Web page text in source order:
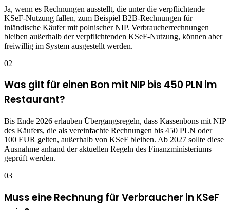
Ja, wenn es Rechnungen ausstellt, die unter die verpflichtende
KSeF-Nutzung fallen, zum Beispiel B2B-Rechnungen für
inländische Käufer mit polnischer NIP. Verbraucherrechnungen
bleiben außerhalb der verpflichtenden KSeF-Nutzung, können aber
freiwillig im System ausgestellt werden.
02
Was gilt für einen Bon mit NIP bis 450 PLN im
Restaurant?
Bis Ende 2026 erlauben Übergangsregeln, dass Kassenbons mit NIP
des Käufers, die als vereinfachte Rechnungen bis 450 PLN oder
100 EUR gelten, außerhalb von KSeF bleiben. Ab 2027 sollte diese
Ausnahme anhand der aktuellen Regeln des Finanzministeriums
geprüft werden.
03
Muss eine Rechnung für Verbraucher in KSeF